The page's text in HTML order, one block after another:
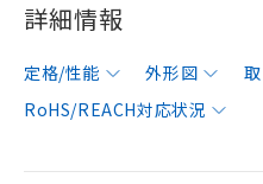
詳細情報
定格/性能 外形図
RoHS/REACH対応状況